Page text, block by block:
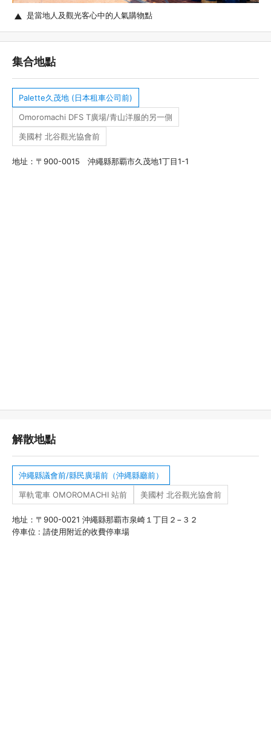
是當地人及觀光客心中的人氣購物點
集合地點
Palette久茂地 (日本租車公司前)
Omoromachi DFS T廣場/青山洋服的另一側
美國村 北谷觀光協會前
地址：〒900-0015 沖繩縣那覇市久茂地1丁目1-1
解散地點
沖繩縣議會前/縣民廣場前（沖縄縣廳前）
單軌電車 OMOROMACHI 站前
美國村 北谷觀光協會前
地址：〒900-0021 沖繩縣那覇市泉崎１丁目２−３２
停車位 : 請使用附近的收費停車場